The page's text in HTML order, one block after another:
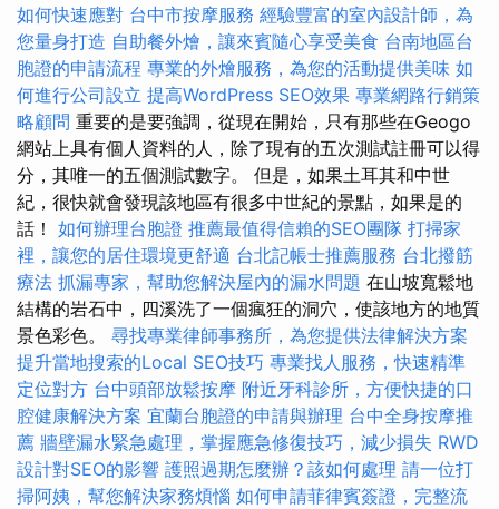
如何快速應對 台中市按摩服務 經驗豐富的室內設計師，為
您量身打造 自助餐外燴，讓來賓隨心享受美食 台南地區台
胞證的申請流程 專業的外燴服務，為您的活動提供美味 如
何進行公司設立 提高WordPress SEO效果 專業網路行銷策
略顧問 重要的是要強調，從現在開始，只有那些在Geogo
網站上具有個人資料的人，除了現有的五次測試註冊可以得
分，其唯一的五個測試數字。 但是，如果土耳其和中世
紀，很快就會發現該地區有很多中世紀的景點，如果是的
話！ 如何辦理台胞證 推薦最值得信賴的SEO團隊 打掃家
裡，讓您的居住環境更舒適 台北記帳士推薦服務 台北撥筋
療法 抓漏專家，幫助您解決屋內的漏水問題 在山坡寬鬆地
結構的岩石中，四溪洗了一個瘋狂的洞穴，使該地方的地質
景色彩色。 尋找專業律師事務所，為您提供法律解決方案
提升當地搜索的Local SEO技巧 專業找人服務，快速精準
定位對方 台中頭部放鬆按摩 附近牙科診所，方便快捷的口
腔健康解決方案 宜蘭台胞證的申請與辦理 台中全身按摩推
薦 牆壁漏水緊急處理，掌握應急修復技巧，減少損失 RWD
設計對SEO的影響 護照過期怎麼辦？該如何處理 請一位打
掃阿姨，幫您解決家務煩惱 如何申請菲律賓簽證，完整流